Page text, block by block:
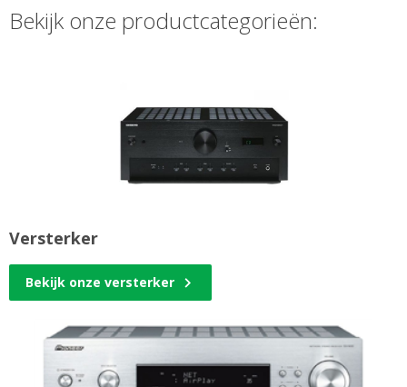
Bekijk onze productcategorieën:
Versterker
Bekijk onze versterker